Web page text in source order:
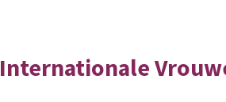
Internationale